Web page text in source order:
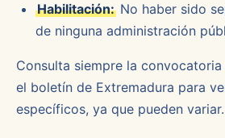
Habilitación: No haber sido
de ninguna administración
Consulta siempre la
el boletín de Extremadura para
específicos, ya que pueden variar.